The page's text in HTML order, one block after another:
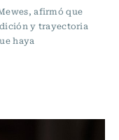
afirmó que
y trayectoria
haya